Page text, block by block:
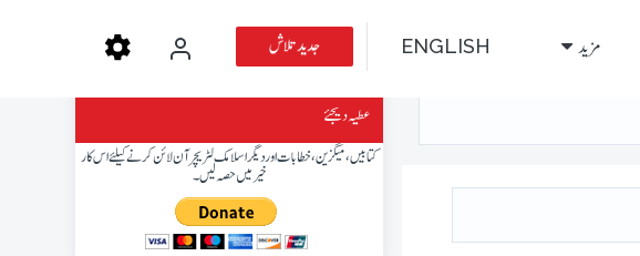
مزید ENGLISH جدید تلاش
عطیہ دیجئے
کتابیں، میگزین، خطابات اور دیگر اسلامک لٹریچر آن لائن کرنے کیلئے اس کار
خیر میں حصہ لیں۔